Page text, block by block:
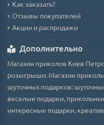
Как заказать?
Отзывы покупателей
Акции и распродажи
Дополнительно
Магазин приколов Киев
розыгрыши. Магазин
шуточных подарков:
веселые подарки,
интересные подарки,